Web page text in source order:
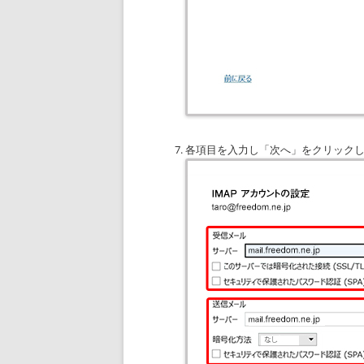
各項目を入力し「次へ」をクリック